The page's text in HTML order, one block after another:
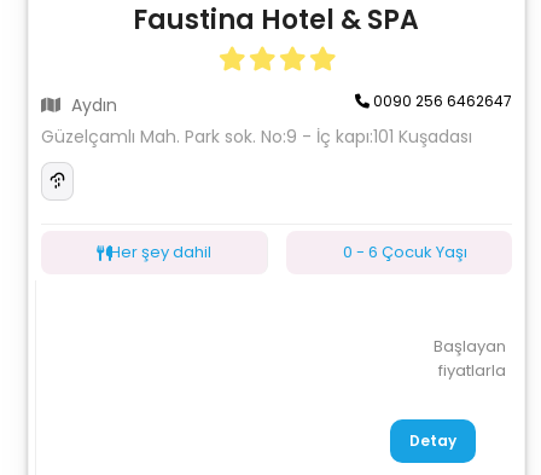
Faustina Hotel & SPA
Aydın 0090 256 6462647
Güzelçamlı Mah. Park sok. No:9 - İç kapı:101 Kuşadası
Her şey dahil 0 - 6 Çocuk Yaşı
Başlayan
fiyatlarla
Detay